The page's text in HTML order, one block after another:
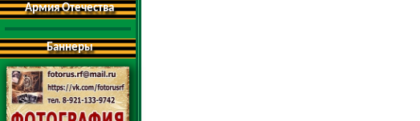
Армия Отечества
Баннеры